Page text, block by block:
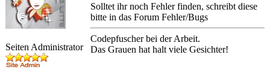
Seiten Administrator
Solltet ihr noch Fehler finden, schreibt diese
bitte in das Forum Fehler/Bugs
Codepfuscher bei der Arbeit.
Das Grauen hat halt viele Gesichter!